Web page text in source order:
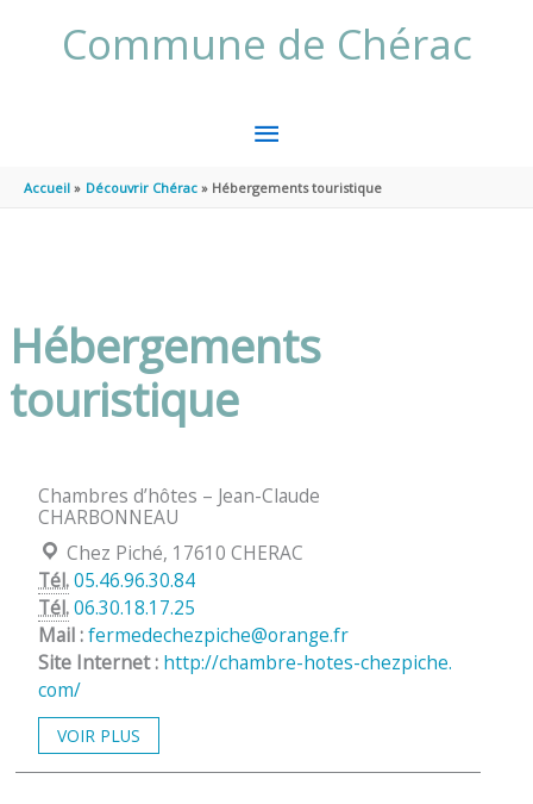
Commune de Chérac
MENU
PRINCIPAL
Accueil Découvrir Chérac Hébergements touristique
Hébergements
touristique
Chambres d’hôtes – Jean-Claude
CHARBONNEAU
Localisation :
Chez Piché, 17610 CHERAC
Tél.05.46.96.30.84
Tél.06.30.18.17.25
Mail :fermedechezpiche@orange.fr
Site Internet : http://chambre-hotes-chezpiche.
com/
VOIR PLUS